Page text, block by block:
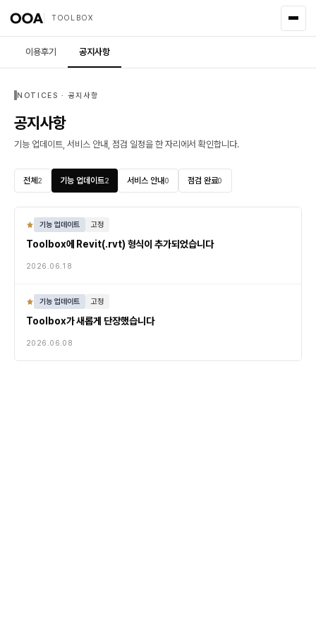
TOOLBOX
이용후기 공지사항
NOTICES · 공지사항
공지사항
기능 업데이트, 서비스 안내, 점검 일정을 한 자리에서 확인합니다.
전체 2 기능 업데이트2 서비스 안내0 점검 완료0
기능 업데이트 고정
Toolbox에 Revit(.rvt) 형식이 추가되었습니다
2026.06.18
기능 업데이트 고정
Toolbox가 새롭게 단장했습니다
2026.06.08